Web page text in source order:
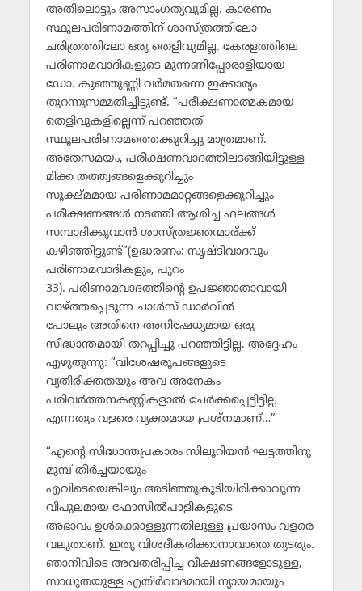
അതിലൊട്ടും അസാംഗത്യവുമില്ല. കാരണം
സ്ഥൂലപരിണാമത്തിന് ശാസ്ത്രത്തിലോ
ചരിത്രത്തിലോ ഒരു തെളിവുമില്ല. കേരളത്തിലെ
പരിണാമവാദികളുടെ മുന്നണിപ്പോരാളിയായ
ഡോ. കുഞ്ഞുണ്ണി വര്‍മതന്നെ ഇക്കാര്യം
തുറന്നുസമ്മതിച്ചിട്ടുണ്ട്. “പരീക്ഷണാത്മകമായ
തെളിവുകളില്ലെന്ന് പറഞ്ഞത്
സ്ഥൂലപരിണാമത്തെക്കുറിച്ചു മാത്രമാണ്.
അതേസമയം, പരീക്ഷണവാദത്തിലടങ്ങിയിട്ടുള്ള
മിക്ക തത്ത്വങ്ങളെക്കുറിച്ചും
സൂക്ഷ്മമായ പരിണാമമാറ്റങ്ങളെക്കുറിച്ചും
പരീക്ഷണങ്ങള്‍ നടത്തി ആശിച്ച ഫലങ്ങള്‍
സമ്പാദിക്കുവാന്‍ ശാസ്ത്രജ്ഞന്മാര്ക്ക്
കഴിഞ്ഞിട്ടുണ്ട്”(ഉദ്ധരണം: സൃഷ്ടിവാദവും
പരിണാമവാദികളും, പുറം
33). പരിണാമവാദത്തിന്റെ ഉപജ്ഞാതാവായി
വാഴ്ത്തപ്പെടുന്ന ചാള്‍സ് ഡാര്‍വിന്‍
പോലും അതിനെ അനിഷേധ്യമായ ഒരു
സിദ്ധാന്തമായി തറപ്പിച്ചു പറഞ്ഞിട്ടില്ല. അദ്ദേഹം
എഴുതുന്നു: “വിശേഷരൂപങ്ങളുടെ
വ്യതിരിക്തതയും അവ അനേകം
പരിവര്‍ത്തനകണ്ണികളാല്‍ ചേര്‍ക്കപ്പെട്ടിട്ടില്ല
എന്നതും വളരെ വ്യക്തമായ പ്രശ്നമാണ്…”
“എന്റെ സിദ്ധാന്തപ്രകാരം സിലൂറിയന്‍ ഘട്ടത്തിനു
മുമ്പ് തീര്‍ച്ചയായും
എവിടെയെങ്കിലും അടിഞ്ഞുകൂടിയിരിക്കാവുന്ന
വിപുലമായ ഫോസില്‍പാളികളുടെ
അഭാവം ഉള്‍ക്കൊള്ളുന്നതിലുള്ള പ്രയാസം വളരെ
വലുതാണ്. ഇതു വിശദീകരിക്കാനാവാതെ തുടരും.
ഞാനിവിടെ അവതരിപ്പിച്ച വീക്ഷണങ്ങളോടുള്ള,
സാധുതയുള്ള എതിര്‍വാദമായി ന്യായമായും